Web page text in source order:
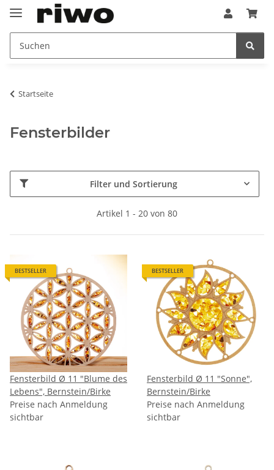
Startseite
Fensterbilder
Filter und Sortierung
Artikel 1 - 20 von 80
BESTSELLER
Fensterbild Ø 11 "Blume des
Lebens", Bernstein/Birke
Preise nach Anmeldung
sichtbar
BESTSELLER
Fensterbild Ø 11 "Sonne",
Bernstein/Birke
Preise nach Anmeldung
sichtbar